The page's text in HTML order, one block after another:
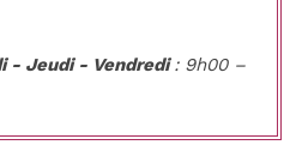
- Jeudi - Vendredi: 9h00 –